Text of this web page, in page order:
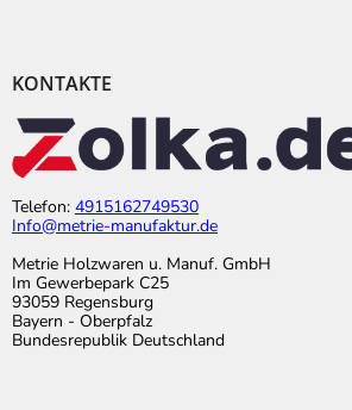
KONTAKTE
Telefon: 4915162749530
Info@metrie-manufaktur.de
Metrie Holzwaren u. Manuf. GmbH
Im Gewerbepark C25
93059 Regensburg
Bayern - Oberpfalz
Bundesrepublik Deutschland